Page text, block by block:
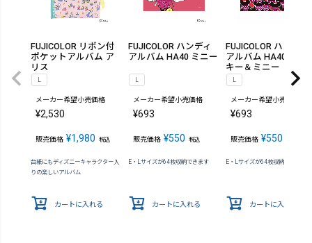
FUJICOLOR リボン付
ポケットアルバム ア
リス
L
メーカー希望小売価格
¥2,530
販売価格 ¥1,980 税込
台紙にもディズニーキャラクター入
りの楽しいアルバム
カートに入れる
FUJICOLOR ハンディ
アルバム HA40 ミニー
L
メーカー希望小売価格
¥693
販売価格 ¥550 税込
E・Lサイズが64枚収納できます
カートに入れる
FUJICOLOR ハンディ
アルバム HA40 ミッ
キー＆ミニー
L
メーカー希望小売価格
¥693
販売価格 ¥550
E・Lサイズが64枚収納できます
カートに入れる